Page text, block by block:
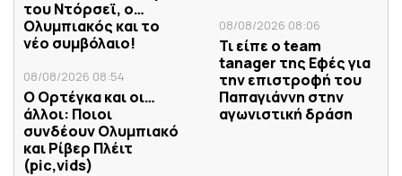
του Ντόρσεϊ, ο…
Ολυμπιακός και το
νέο συμβόλαιο!
08/08/2026 08:54
Ο Ορτέγκα και οι…
άλλοι: Ποιοι
συνδέουν Ολυμπιακό
και Ρίβερ Πλέιτ
(pic,vids)
08/08/2026 08:06
Τι είπε ο team
tanager της Εφές για
την επιστροφή του
Παπαγιάννη στην
αγωνιστική δράση